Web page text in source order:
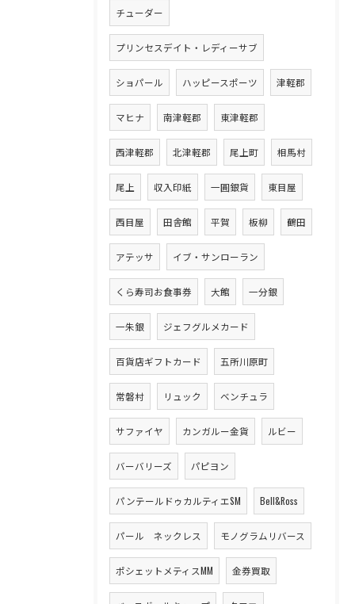
チューダー
プリンセスデイト・レディーサブ
ショパール ハッピースポーツ 津軽郡
マヒナ 南津軽郡 東津軽郡
西津軽郡 北津軽郡 尾上町 相馬村
尾上 収入印紙 一圓銀貨 東目屋
西目屋 田舎館 平賀 板柳 鶴田
アテッサ イブ・サンローラン
くら寿司お食事券 大館 一分銀
一朱銀 ジェフグルメカード
百貨店ギフトカード 五所川原町
常磐村 リュック ベンチュラ
サファイヤ カンガルー金貨 ルビー
バーバリーズ パピヨン
パンテールドゥカルティエSM Bell&Ross
パール ネックレス モノグラムリバース
ポシェットメティスMM 金券買取